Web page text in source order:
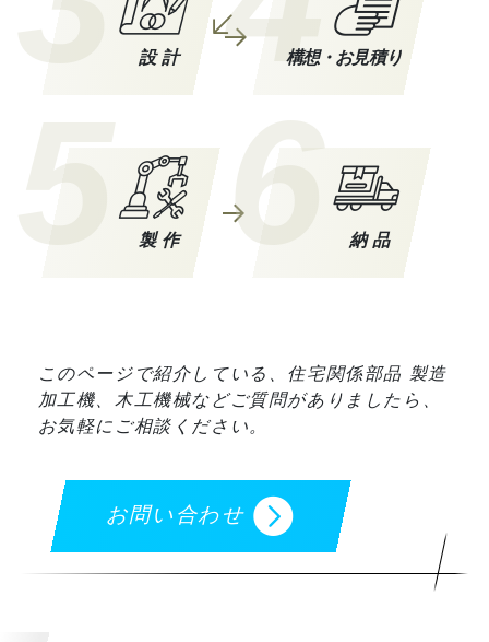
設計 構想・お見積り
5 製作 6 納品
このページで紹介している、住宅関係部品 製造
加工機、木工機械などご質問がありましたら、
お気軽にご相談ください。
お問い合わせ